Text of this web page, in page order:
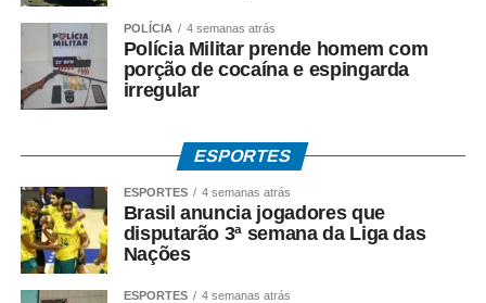
• Sem cartão, por meio de biometria cadastrada.
Para servidores públicos
O Banco do Brasil faz o pagamento por:
• Crédito em conta bancária;
• Transferência via TED ou Pix;
POLÍCIA 4 semanas atrás
Polícia Militar prende homem com
porção de cocaína e espingarda
irregular
ESPORTES
ESPORTES 4 semanas atrás
Brasil anuncia jogadores que
disputarão 3ª semana da Liga das
Nações
ESPORTES 4 semanas atrás